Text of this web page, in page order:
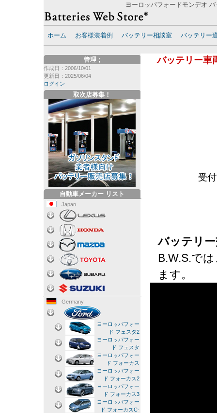
ヨーロッパフォードモンデオ
ホーム お客様装着例 バッテリー相談室 バッテリー
バッテリー車
受
バッテリ
B.W.S.で
ます。
管理
作成日：2006/10/01
更新日：2025/06/04
ログイン
;
取次店募集！
自動車メーカー リスト
Japan
Germany
ヨーロッパフォー
ド フェスタ2
ヨーロッパフォー
ド フェスタ
ヨーロッパフォー
ド フォーカス
ヨーロッパフォー
ド フォーカス2
ヨーロッパフォー
ド フォーカス3
ヨーロッパフォー
ド フォーカスC-